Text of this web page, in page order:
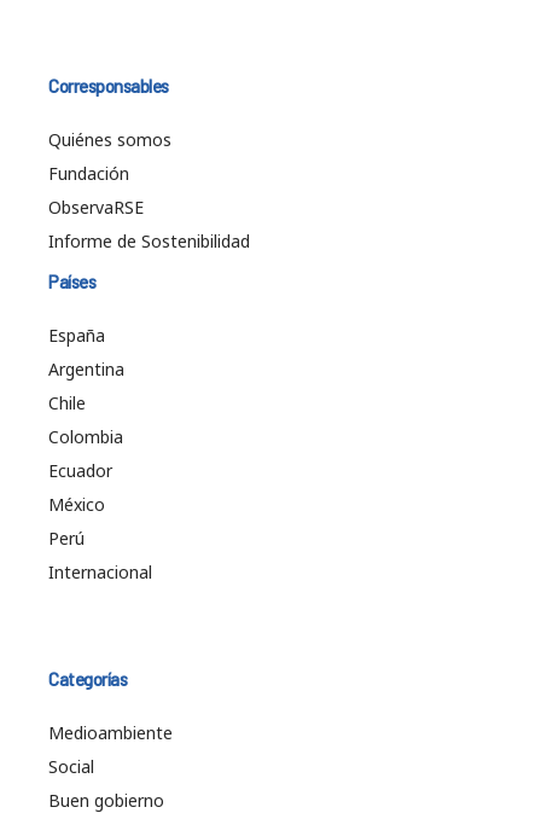
Corresponsables
Quiénes somos
Fundación
ObservaRSE
Informe de Sostenibilidad
Países
España
Argentina
Chile
Colombia
Ecuador
México
Perú
Internacional
Categorías
Medioambiente
Social
Buen gobierno